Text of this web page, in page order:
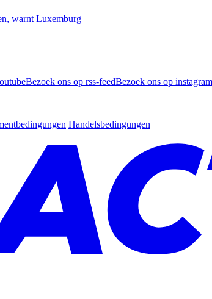
warnt Luxemburg
Bezoek ons op rss-feedBezoek ons op instagram
Handelsbedingungen